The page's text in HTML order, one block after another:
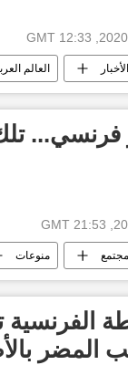
الأخبار العالم
فرنسي...
مجتمع منوعات
المضر